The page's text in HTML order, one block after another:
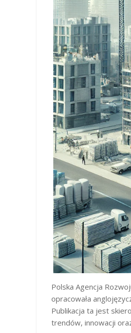
Polska Agencja
opracowała
Publikacja ta jest
trendów, innowacji